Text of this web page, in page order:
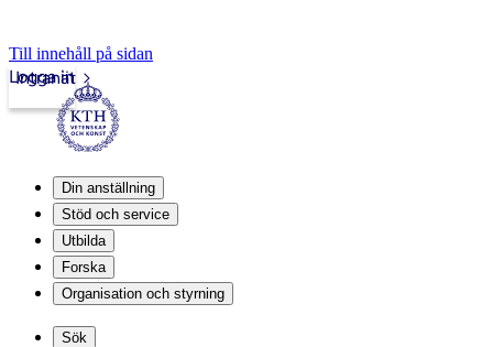
Till innehåll på sidan
Intranät
Logga in
Din anställning
Stöd och service
Utbilda
Forska
Organisation och styrning
Sök